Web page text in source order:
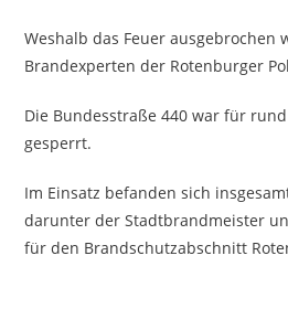
Weshalb das Feuer ausgebrochen
Brandexperten der Rotenburger
Die Bundesstraße 440 war für
gesperrt.
Im Einsatz befanden sich
darunter der Stadtbrandmeister
für den Brandschutzabschnitt